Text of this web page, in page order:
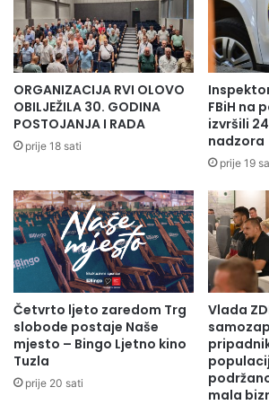
ORGANIZACIJA RVI OLOVO
OBILJEŽILA 30. GODINA
POSTOJANJA I RADA
prije 18 sati
FBiH na
izvršili
nadzora
prije 19
Četvrto ljeto zaredom Trg
slobode postaje Naše
mjesto – Bingo Ljetno kino
Tuzla
prije 20 sati
Vlada
mala